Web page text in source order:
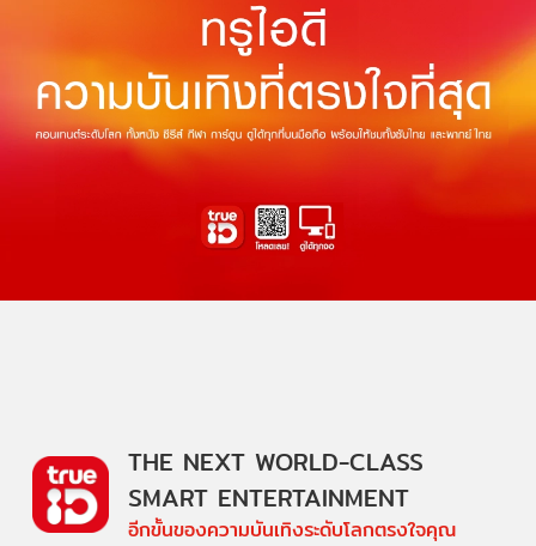
THE NEXT WORLD-CLASS
SMART ENTERTAINMENT
อีกขั้นของความบันเทิงระดับโลกตรงใจคุณ